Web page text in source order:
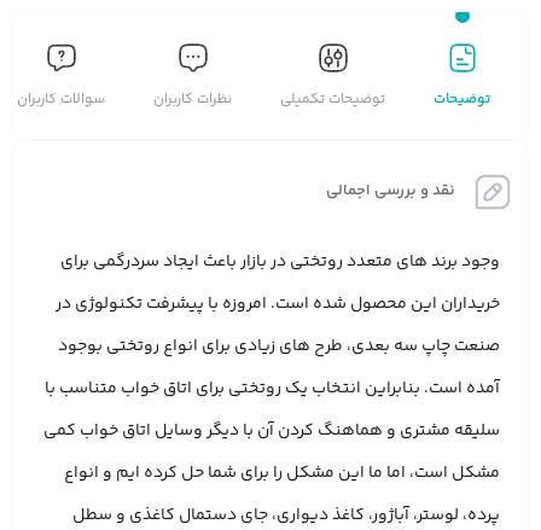
توضیحات توضیحات تکمیلی نظرات کاربران سوالات کاربران
نقد و بررسی اجمالی
وجود برند های متعدد روتختی در بازار باعث ایجاد سردرگمی برای
خریداران این محصول شده است. امروزه با پیشرفت تکنولوژی در
صنعت چاپ سه بعدی، طرح های زیادی برای انواع روتختی بوجود
آمده است. بنابراین انتخاب یک روتختی برای اتاق خواب متناسب با
سلیقه مشتری و هماهنگ کردن آن با دیگر وسایل اتاق خواب کمی
مشکل است، اما ما این مشکل را برای شما حل کرده ایم و انواع
پرده، لوستر، آباژور، کاغذ دیواری، جای دستمال کاغذی و سطل